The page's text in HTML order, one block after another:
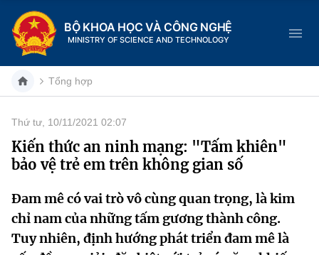
BỘ KHOA HỌC VÀ CÔNG NGHỆ
MINISTRY OF SCIENCE AND TECHNOLOGY
Danh mục
Trang chủ
Giới thiệu
Chức năng nhiệm vụ
Tin tức sự kiện
Tổng hợp
Thứ tư, 10/11/2021 02:07
Kiến thức an ninh mạng: "Tấm khiên"
bảo vệ trẻ em trên không gian số
Đam mê có vai trò vô cùng quan trọng, là kim
chỉ nam của những tấm gương thành công.
Tuy nhiên, định hướng phát triển đam mê là